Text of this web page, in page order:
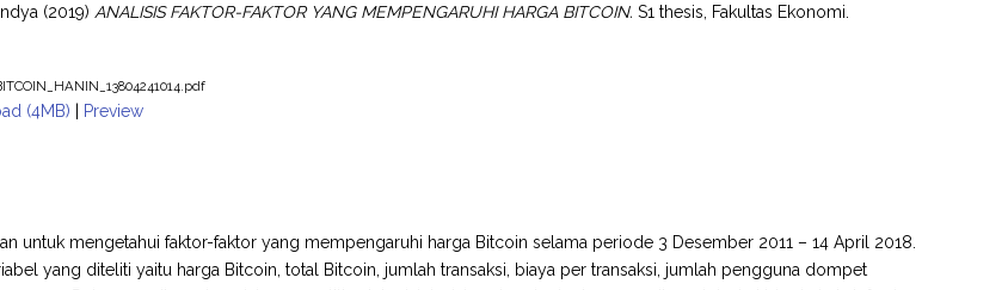
(2019) ANALISIS FAKTOR-FAKTOR YANG MEMPENGARUHI HARGA BITCOIN. S1 thesis, Fakultas Ekonomi.
(4MB) | Preview
untuk mengetahui faktor-faktor yang mempengaruhi harga Bitcoin selama periode 3 Desember 2011 – 14 April 2018.
yang diteliti yaitu harga Bitcoin, total Bitcoin, jumlah transaksi, biaya per transaksi, jumlah pengguna dompet